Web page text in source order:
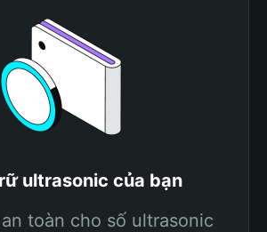
ultrasonic của bạn
toàn cho số ultrasonic